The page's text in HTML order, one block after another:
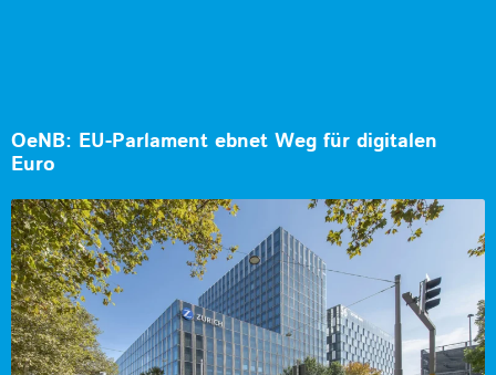
OeNB: EU-Parlament ebnet Weg für digitalen
Euro